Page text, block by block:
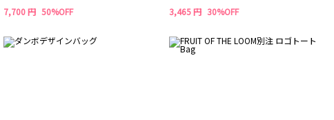
7,700 円 50%OFF 3,465 円 30%OFF